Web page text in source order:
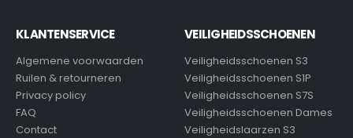
KLANTENSERVICE
Algemene voorwaarden
Ruilen & retourneren
Privacy policy
FAQ
Contact
VEILIGHEIDSSCHOENEN
Veiligheidsschoenen S3
Veiligheidsschoenen S1P
Veiligheidsschoenen S7S
Veiligheidsschoenen Dames
Veiligheidslaarzen S3